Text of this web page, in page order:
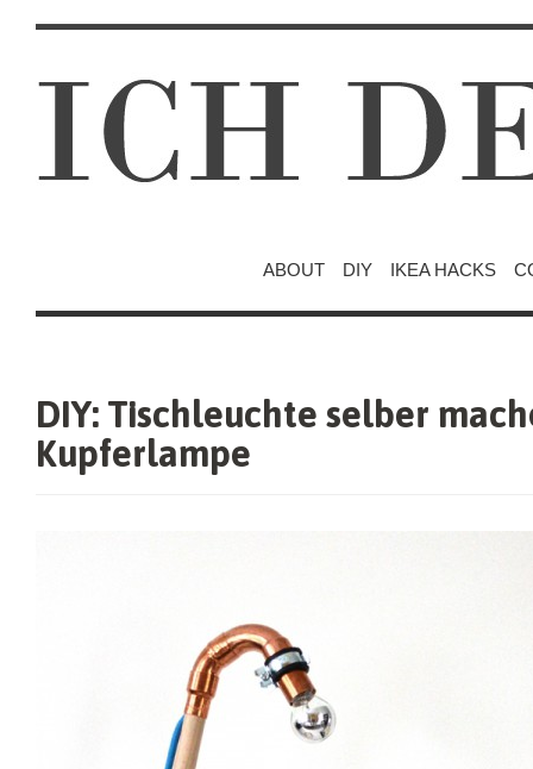
ABOUT DIY IKEA HACKS
DIY: Tischleuchte selber
Kupferlampe